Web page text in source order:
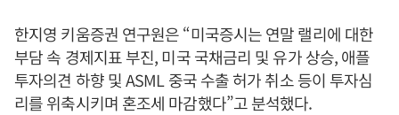
한지영 키움증권 연구원은 “미국증시는 연말 랠리에 대한
부담 속 경제지표 부진, 미국 국채금리 및 유가 상승, 애플
투자의견 하향 및 ASML 중국 수출 허가 취소 등이 투자심
리를 위축시키며 혼조세 마감했다”고 분석했다.